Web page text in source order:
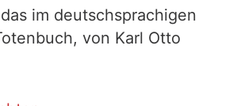
im deutschsprachigen
von Karl Otto